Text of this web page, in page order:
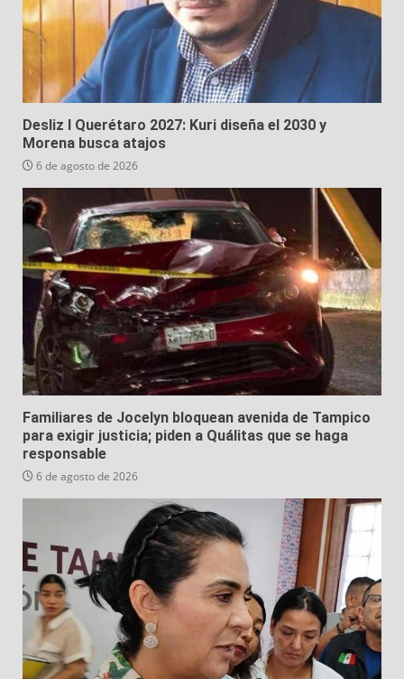
Desliz I Querétaro 2027: Kuri diseña el 2030 y
Morena busca atajos
6 de agosto de 2026
Familiares de Jocelyn bloquean avenida de Tampico
para exigir justicia; piden a Quálitas que se haga
responsable
6 de agosto de 2026